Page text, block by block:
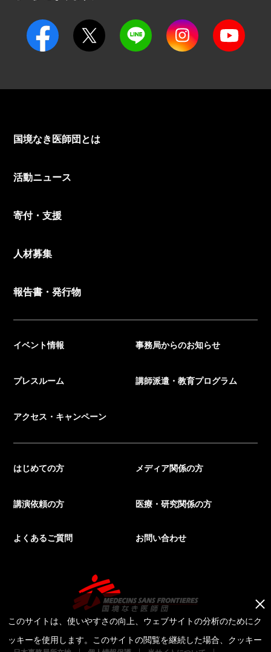
国境なき医師団とは
活動ニュース
寄付・支援
人材募集
報告書・発行物
イベント情報 事務局からのお知らせ
プレスルーム 講師派遣・教育プログラム
アクセス・キャンペーン
はじめての方 メディア関係の方
講演依頼の方 医療・研究関係の方
よくあるご質問 お問い合わせ
このサイトは、使いやすさの向上、ウェブサイトの分析のためにク
ッキーを使用します。このサイトの閲覧を継続した場合、クッキー